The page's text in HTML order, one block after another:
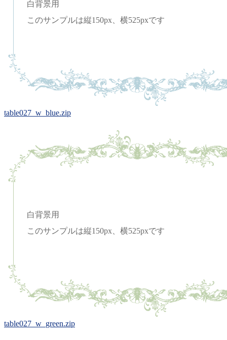
白背景用
このサンプルは縦150px、横525pxです
table027_w_blue.zip
白背景用
このサンプルは縦150px、横525pxです
table027_w_green.zip